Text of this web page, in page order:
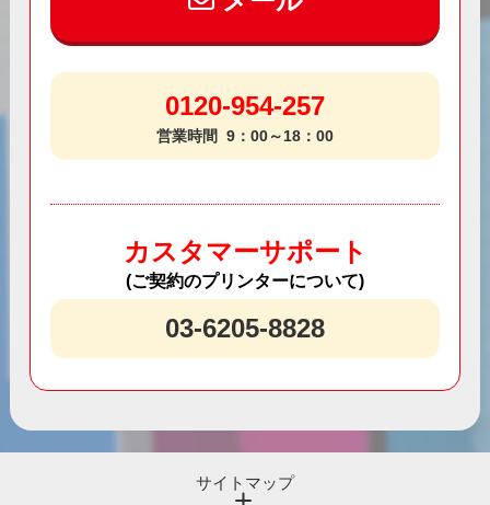
0120-954-257
営業時間 9：00～18：00
カスタマーサポート
(ご契約のプリンターについて)
03-6205-8828
サイトマップ